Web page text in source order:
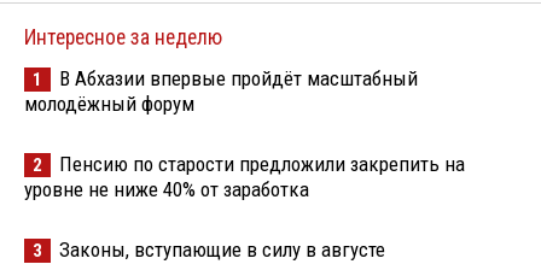
Интересное за неделю
1
В Абхазии впервые пройдёт масштабный
молодёжный форум
2
Пенсию по старости предложили закрепить на
уровне не ниже 40% от заработка
3 Законы, вступающие в силу в августе